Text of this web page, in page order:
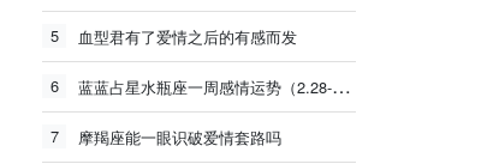
5 血型君有了爱情之后的有感而发
6 蓝蓝占星水瓶座一周感情运势（2.28-3.6）
7 摩羯座能一眼识破爱情套路吗